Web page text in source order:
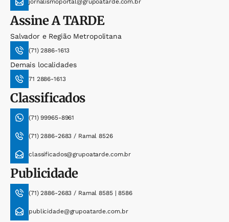
jornalismoportal@grupoatarde.com.br
AssineA TARDE
Salvador e Região Metropolitana
(71) 2886-1613
Demais localidades
71 2886-1613
Classificados
(71) 99965-8961
(71) 2886-2683 / Ramal 8526
classificados@grupoatarde.com.br
Publicidade
(71) 2886-2683 / Ramal 8585 | 8586
publicidade@grupoatarde.com.br